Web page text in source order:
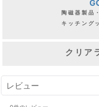
陶磁器製品
キッチング
クリア
レビュー